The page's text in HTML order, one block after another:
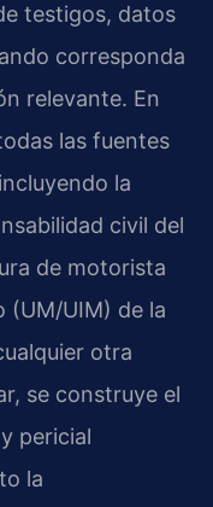
testigos, datos
corresponda
relevante. En
las fuentes
la
civil del
de motorista
(UM/UIM) de la
otra
se construye el
pericial
la